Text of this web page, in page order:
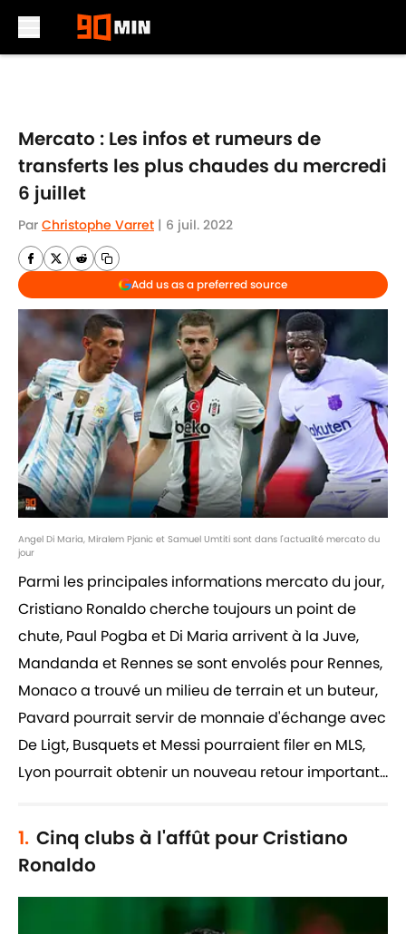
Mercato : Les infos et rumeurs de
transferts les plus chaudes du mercredi
6 juillet
Par Christophe Varret | 6 juil. 2022
Add us as a preferred source
Angel Di Maria, Miralem Pjanic et Samuel Umtiti sont dans l'actualité mercato du
jour
Parmi les principales informations mercato du jour,
Cristiano Ronaldo cherche toujours un point de
chute, Paul Pogba et Di Maria arrivent à la Juve,
Mandanda et Rennes se sont envolés pour Rennes,
Monaco a trouvé un milieu de terrain et un buteur,
Pavard pourrait servir de monnaie d'échange avec
De Ligt, Busquets et Messi pourraient filer en MLS,
Lyon pourrait obtenir un nouveau retour important...
1. Cinq clubs à l'affût pour Cristiano
Ronaldo